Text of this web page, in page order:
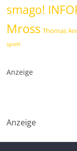
smago!
Mross Thomas
spielt
Anzeige
Anzeige